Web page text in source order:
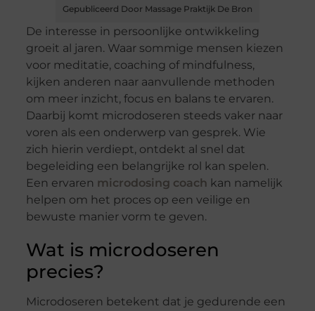
Gepubliceerd Door Massage Praktijk De Bron
De interesse in persoonlijke ontwikkeling
groeit al jaren. Waar sommige mensen kiezen
voor meditatie, coaching of mindfulness,
kijken anderen naar aanvullende methoden
om meer inzicht, focus en balans te ervaren.
Daarbij komt microdoseren steeds vaker naar
voren als een onderwerp van gesprek. Wie
zich hierin verdiept, ontdekt al snel dat
begeleiding een belangrijke rol kan spelen.
Een ervaren microdosing coach kan namelijk
helpen om het proces op een veilige en
bewuste manier vorm te geven.
Wat is microdoseren
precies?
Microdoseren betekent dat je gedurende een